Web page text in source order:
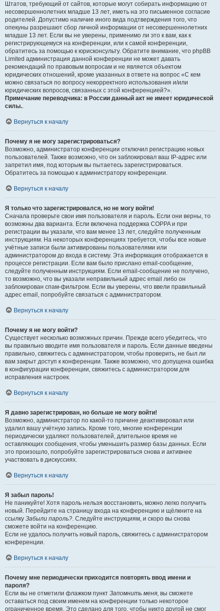
Штатов, требующий от сайтов, которые могут собирать информацию от
несовершеннолетних младше 13 лет, иметь на это письменное согласие
родителей. Допустимо наличие иного вида подтверждения того, что
опекуны разрешают сбор личной информации от несовершеннолетних
младше 13 лет. Если вы не уверены, применимо ли это к вам, как к
регистрирующемуся на конференции, или к самой конференции,
обратитесь за помощью к юрисконсульту. Обратите внимание, что phpBB
Limited администрация данной конференции не может давать
рекомендаций по правовым вопросам и не является объектом
юридических отношений, кроме указанных в ответе на вопрос «С кем
можно связаться по вопросу некорректного использования и/или
юридических вопросов, связанных с этой конференцией?».
Примечание переводчика: в России данный акт не имеет юридической
силы..
Вернуться к началу
Почему я не могу зарегистрироваться?
Возможно, администратор конференции отключил регистрацию новых
пользователей. Также возможно, что он заблокировал ваш IP-адрес или
запретил имя, под которым вы пытаетесь зарегистрироваться.
Обратитесь за помощью к администратору конференции.
Вернуться к началу
Я только что зарегистрировался, но не могу войти!
Сначала проверьте свои имя пользователя и пароль. Если они верны, то
возможны два варианта. Если включена поддержка COPPA и при
регистрации вы указали, что вам менее 13 лет, следуйте полученным
инструкциям. На некоторых конференциях требуется, чтобы все новые
учётные записи были активированы пользователями или
администратором до входа в систему. Эта информация отображается в
процессе регистрации. Если вам было прислано email-сообщение,
следуйте полученным инструкциям. Если email-сообщение не получено,
то возможно, что вы указали неправильный адрес email либо он
заблокирован спам-фильтром. Если вы уверены, что ввели правильный
адрес email, попробуйте связаться с администратором.
Вернуться к началу
Почему я не могу войти?
Существует несколько возможных причин. Прежде всего убедитесь, что
вы правильно вводите имя пользователя и пароль. Если данные введены
правильно, свяжитесь с администратором, чтобы проверить, не был ли
вам закрыт доступ к конференции. Также возможно, что допущена ошибка
в конфигурации конференции, свяжитесь с администратором для
исправления настроек.
Вернуться к началу
Я давно зарегистрирован, но больше не могу войти!
Возможно, администратор по какой-то причине деактивировал или
удалил вашу учётную запись. Кроме того, многие конференции
периодически удаляют пользователей, длительное время не
оставляющих сообщения, чтобы уменьшить размер базы данных. Если
это произошло, попробуйте зарегистрироваться снова и активнее
участвовать в дискуссиях.
Вернуться к началу
Я забыл пароль!
Не паникуйте! Хотя пароль нельзя восстановить, можно легко получить
новый. Перейдите на страницу входа на конференцию и щёлкните на
ссылку Забыли пароль?. Следуйте инструкциям, и скоро вы снова
сможете войти на конференцию.
Если не удалось получить новый пароль, свяжитесь с администратором
конференции.
Вернуться к началу
Почему мне периодически приходится повторять ввод имени и
пароля?
Если вы не отметили флажком пункт Запомнить меня, вы сможете
оставаться под своим именем на конференции только некоторое
ограниченное время. Это сделано для того, чтобы никто другой не смог